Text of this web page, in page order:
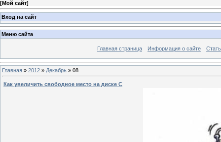
[Мой сайт]
Вход на сайт
Меню сайта
Главная страница Информация о сайте
Главная » 2012 » Декабрь » 08
Как увеличить свободное место на диске С